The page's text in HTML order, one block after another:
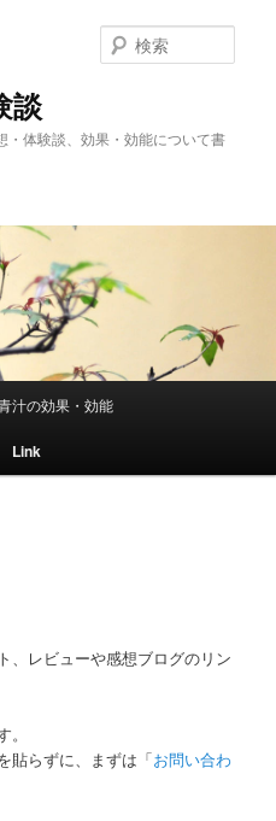
談
・体験談、効果・効能について書
索
汁の効果・効能
Link
、レビューや感想ブログのリン
貼らずに、まずは「お問い合わ